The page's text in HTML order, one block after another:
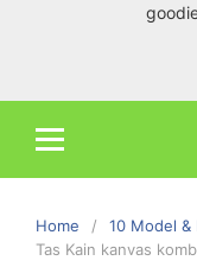
Home
10 Model &
Tas Kain kanvas